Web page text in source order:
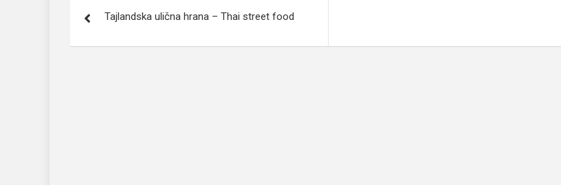
navigation
Tajlandska ulična hrana – Thai street food